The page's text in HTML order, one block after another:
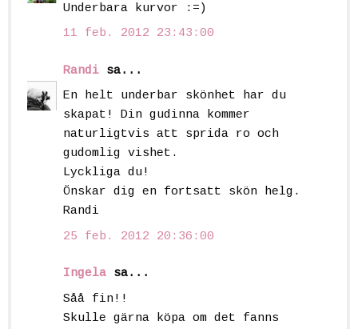
Underbara kurvor :=)
11 feb. 2012 23:43:00
Randi sa...
En helt underbar skönhet har du
skapat! Din gudinna kommer
naturligtvis att sprida ro och
gudomlig vishet.
Lyckliga du!
Önskar dig en fortsatt skön helg.
Randi
25 feb. 2012 20:36:00
Ingela sa...
Såå fin!!
Skulle gärna köpa om det fanns